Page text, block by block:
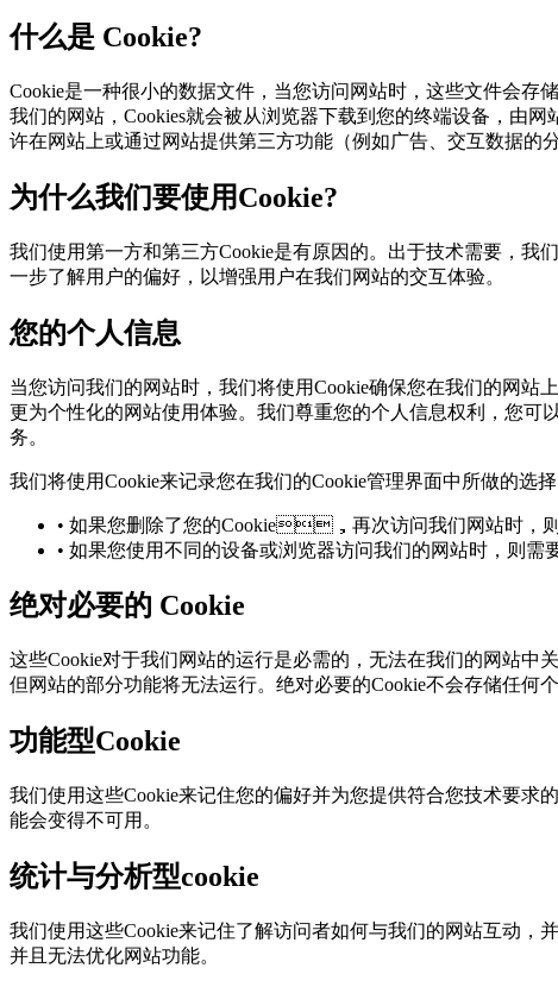
什么是 Cookie?
Cookie是一种很小的数据文件，当您访问网站时，这些文件
我们的网站，Cookies就会被从浏览器下载到您的终端设备
许在网站上或通过网站提供第三方功能（例如广告、交互数据
为什么我们要使用Cookie?
我们使用第一方和第三方Cookie是有原因的。出于技术需要，
一步了解用户的偏好，以增强用户在我们网站的交互体验。
您的个人信息
当您访问我们的网站时，我们将使用Cookie确保您在我们的网
更为个性化的网站使用体验。我们尊重您的个人信息权利，您
务。
我们将使用Cookie来记录您在我们的Cookie管理界面中所做的选择
• 如果您删除了您的Cookie，再次访问我们网站时，
• 如果您使用不同的设备或浏览器访问我们的网站时，则需
绝对必要的 Cookie
这些Cookie对于我们网站的运行是必需的，无法在我们的网站
但网站的部分功能将无法运行。绝对必要的Cookie不会存储任何个
功能型Cookie
我们使用这些Cookie来记住您的偏好并为您提供符合您技术要
能会变得不可用。
统计与分析型cookie
我们使用这些Cookie来记住了解访问者如何与我们的网站互动
并且无法优化网站功能。